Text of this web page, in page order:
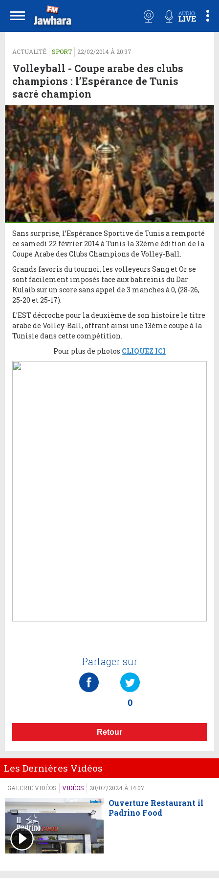
ACTUALITÉ SPORT 22/02/2014 À 20:37
Volleyball - Coupe arabe des clubs
champions ‬: l’Espérance de Tunis
sacré champion
Sans surprise, l’Espérance Sportive de Tunis a remporté
ce samedi 22 février 2014 à Tunis la 32ème édition de la
Coupe Arabe des Clubs Champions de Volley-Ball.
Grands favoris du tournoi, les volleyeurs Sang et Or se
sont facilement imposés face aux bahreïnis du Dar
Kulaib sur un score sans appel de 3 manches à 0, (28-26,
25-20 et 25-17).
L'EST décroche pour la deuxième de son histoire le titre
arabe de Volley-Ball, offrant ainsi une 13ème coupe à la
Tunisie dans cette compétition.
Pour plus de photos CLIQUEZ ICI
Partager sur
0
Retour
Les Dernières Vidéos
GALERIE VIDÉOS VIDÉOS 20/07/2024 À 14:07
Ouverture Restaurant il
Padrino Food